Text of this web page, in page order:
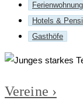
Hotels &
Gasthöfe
Vereine ›